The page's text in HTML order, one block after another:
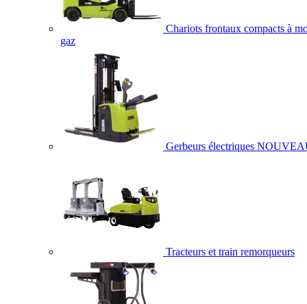
Chariots frontaux compacts à
gaz
Gerbeurs électriques
Tracteurs et train remorqueurs